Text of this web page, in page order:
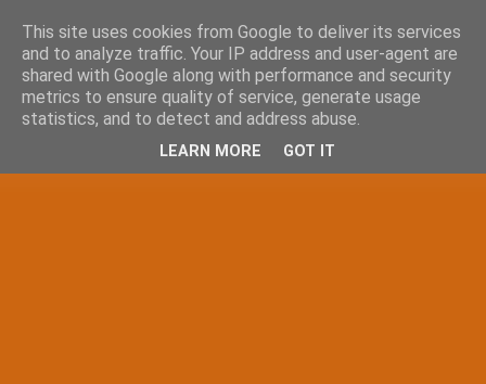
This site uses cookies from Google to deliver its services
and to analyze traffic. Your IP address and user-agent are
shared with Google along with performance and security
metrics to ensure quality of service, generate usage
statistics, and to detect and address abuse.
LEARN MORE GOT IT